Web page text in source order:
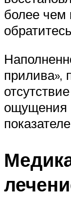
более чем
прилива»,
ощущения